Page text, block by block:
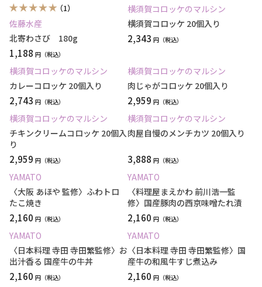
（1）
佐藤水産
北寄わさび 180g
1,188 円
横須賀コロッケのマルシン
横須賀コロッケ 20個入り
2,343 円
横須賀コロッケのマルシン
カレーコロッケ 20個入り
2,743 円
横須賀コロッケのマルシン
肉じゃがコロッケ 20個入り
2,959 円
横須賀コロッケのマルシン
チキンクリームコロッケ 20個入
り
2,959 円
横須賀コロッケのマルシン
肉屋自慢のメンチカツ 20個入り
3,888 円
YAMATO
〈大阪 あほや 監修〉ふわトロ
たこ焼き
2,160 円
YAMATO
〈料理屋まえかわ 前川浩一監
修〉国産豚肉の西京味噌たれ漬
2,160 円
YAMATO
〈日本料理 寺田 寺田繁監修〉お
出汁香る 国産牛の牛丼
2,160 円
YAMATO
〈日本料理 寺田 寺田繁監修〉国
産牛の和風牛すじ煮込み
2,160 円